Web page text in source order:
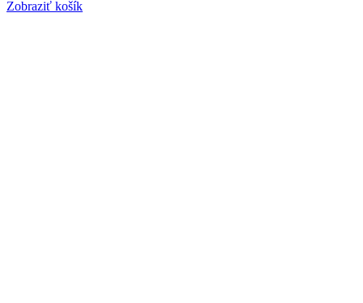
Zobraziť košík